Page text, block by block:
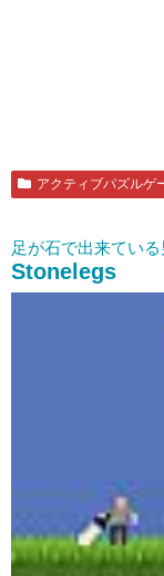
アクティブパズルゲ
足が石で出来てい
Stonelegs